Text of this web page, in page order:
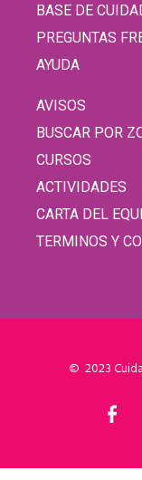
BASE DE
PREGUNTAS
AYUDA
AVISOS
BUSCAR POR
CURSOS
ACTIVIDADES
CARTA DEL
TERMINOS Y
© 2023